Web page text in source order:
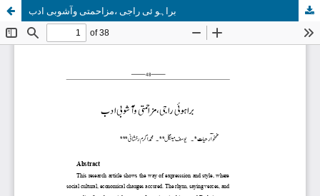
براہو ئی راجی ،مزاحمتی وآشوبی ادب